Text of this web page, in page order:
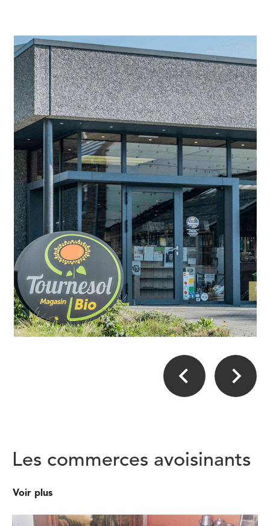
Les commerces avoisinants
Voir plus